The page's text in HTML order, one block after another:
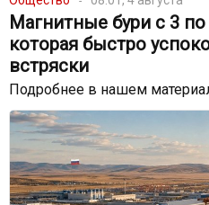
Магнитные бури с 3 по
которая быстро
встряски
Подробнее в нашем